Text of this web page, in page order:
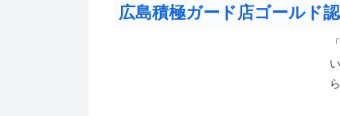
広島積極ガード店ゴールド